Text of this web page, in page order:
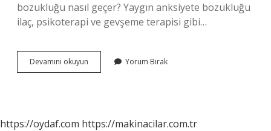
bozukluğu nasıl geçer? Yaygın anksiyete bozukluğu
ilaç, psikoterapi ve gevşeme terapisi gibi…
Devamını okuyun
Azaltmak
Yorum Bırak
https://oydaf.com https://makinacilar.com.tr